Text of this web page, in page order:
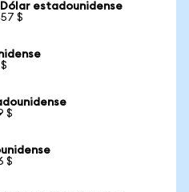
estadounidense
$
$
$